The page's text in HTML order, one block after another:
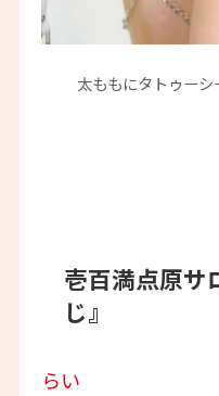
太ももにタトゥーシ
壱百満点原サ
じ』
らい